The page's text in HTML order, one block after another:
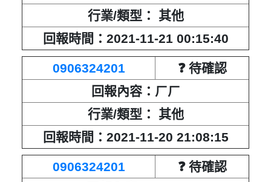
行業/類型： 其他
回報時間：2021-11-21 00:15:40
0906324201
❓ 待確認
回報內容：ㄏㄏ
行業/類型： 其他
回報時間：2021-11-20 21:08:15
0906324201
❓ 待確認